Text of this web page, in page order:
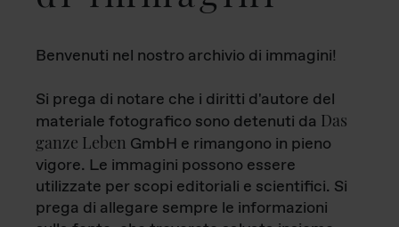
Benvenuti nel nostro archivio di immagini!
Si prega di notare che i diritti d'autore del
materiale fotografico sono detenuti da Das
ganze Leben GmbH e rimangono in pieno
vigore. Le immagini possono essere
utilizzate per scopi editoriali e scientifici. Si
prega di allegare sempre le informazioni